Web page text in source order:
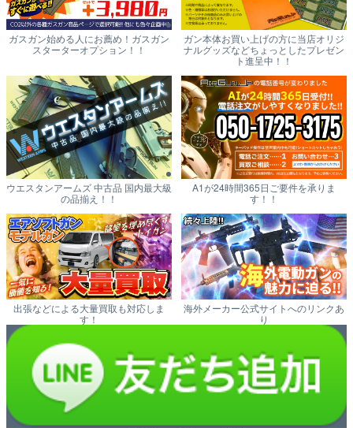
ガスガン始める人にお薦め！ガスガン
スターターオプション！！
ガン本体お買い上げの方に当店オリジ
ナルグッズなどちょっとしたプレゼン
ト進呈中！！
ウエスタンアームズ 中古品 国内最大級
の品揃え！！
A1が24時間365日ご要件を承りま
す！！
出張などによる大量買取も対応しま
す！
海外メーカー公式サイトへのリンクあ
り